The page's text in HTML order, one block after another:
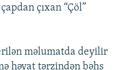
çıxan “Çöl”
məlumatda deyilir
həyat tərzindən bəhs